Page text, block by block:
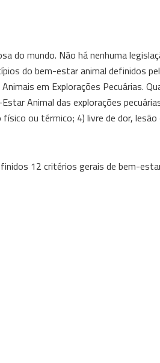
do mundo. Não há nenhuma
do bem-estar animal definidos
em Explorações Pecuárias.
Animal das explorações
ou térmico; 4) livre de dor, lesão
12 critérios gerais de bem-